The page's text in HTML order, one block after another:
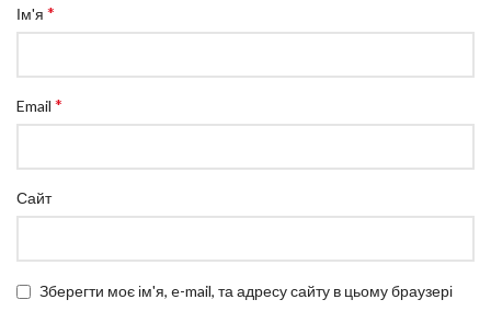
Ім'я *
Email *
Сайт
Зберегти моє ім'я, e-mail, та адресу сайту в цьому браузері